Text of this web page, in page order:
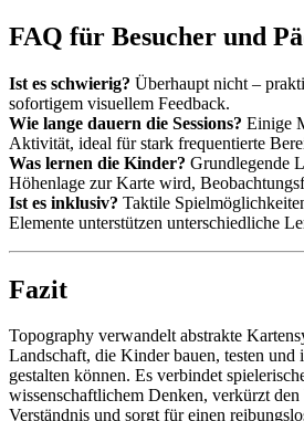
FAQ für Besucher und
Ist es schwierig? Überhaupt nicht –
sofortigem visuellem Feedback.
Wie lange dauern die Sessions? Einige
Aktivität, ideal für stark frequentierte
Was lernen die Kinder? Grundlegende
Höhenlage zur Karte wird,
Ist es inklusiv? Taktile
Elemente unterstützen unterschiedliche
Fazit
Topography verwandelt abstrakte
Landschaft, die Kinder bauen, testen und
gestalten können. Es verbindet
wissenschaftlichem Denken, verkürzt
Verständnis und sorgt für einen